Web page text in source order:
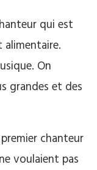
qui est
On
grandes et des
chanteur
voulaient pas